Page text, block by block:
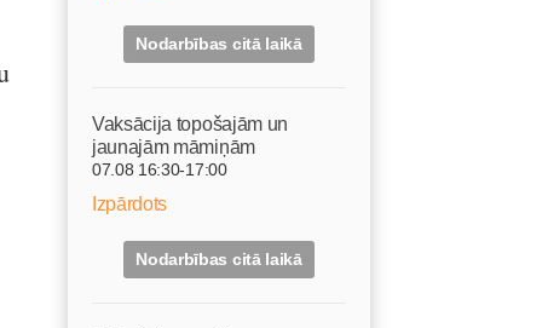
Nodarbības citā laikā
Vaksācija topošajām un
jaunajām māmiņām
07.08 16:30-17:00
Izpārdots
Nodarbības citā laikā